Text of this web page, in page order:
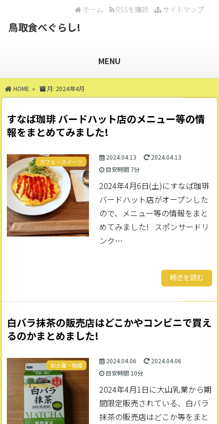
サイトマップ
RSSを購読
ホーム
鳥取食べぐらし!
MENU
HOME » 月: 2024年4月
すなば珈琲 バードハット店のメニュー等の情
報をまとめてみました!
カフェ・スイーツ
2024.04.13
2024.04.13
目安時間 7分
2024年4月6日(土)にすなば珈琲
バードハット店がオープンした
ので、メニュー等の情報をまと
めてみました! スポンサードリ
ンク…
続きを読む
白バラ抹茶の販売店はどこかやコンビニで買え
るのかまとめました!
お土産・物産
2024.04.06
2024.04.06
目安時間 10分
2024年4月1日に大山乳業から期
間限定販売されている、白バラ
抹茶の販売店はどこか等をまと